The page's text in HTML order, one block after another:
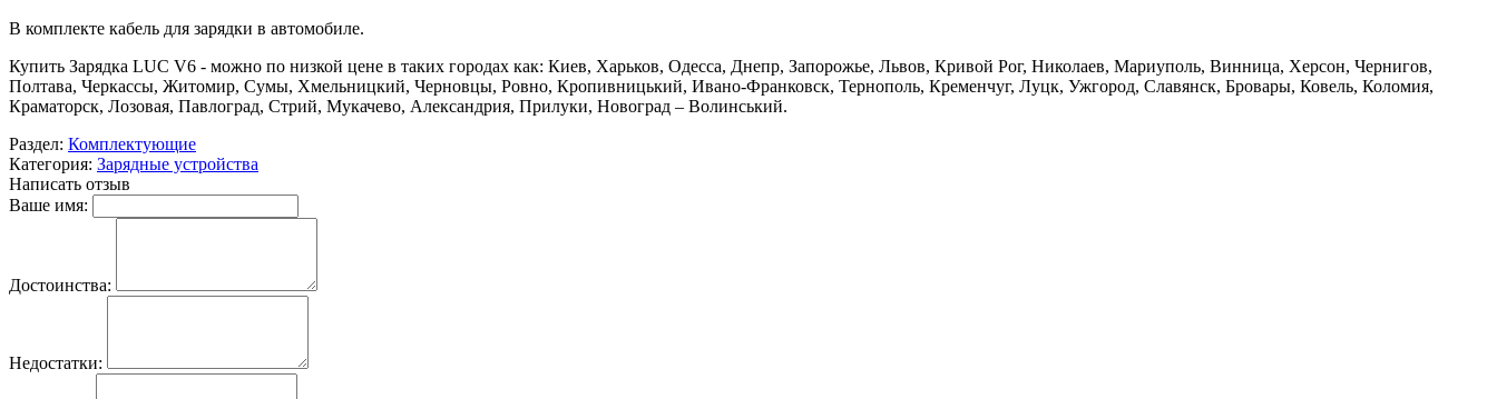
В комплекте кабель для зарядки в автомобиле.
Купить Зарядка LUC V6 - можно по низкой цене в таких городах как: Киев, Харьков, Одесса, Днепр, Запорожье, Львов, Кривой Рог, Николаев, Мариуполь, Винница, Херсон, Чернигов,
Полтава, Черкассы, Житомир, Сумы, Хмельницкий, Черновцы, Ровно, Кропивницький, Ивано-Франковск, Тернополь, Кременчуг, Луцк, Ужгород, Славянск, Бровары, Ковель, Коломия,
Краматорск, Лозовая, Павлоград, Стрий, Мукачево, Александрия, Прилуки, Новоград – Волинський.
Раздел: Комплектующие
Категория: Зарядные устройства
Написать отзыв
Ваше имя:
Достоинства:
Недостатки: